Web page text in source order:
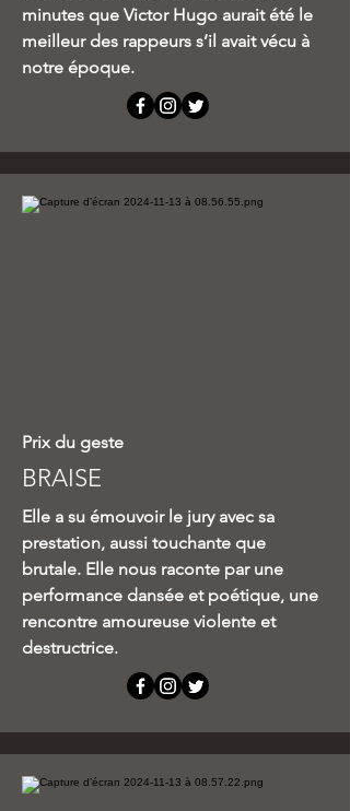
minutes que Victor Hugo aurait été le
meilleur des rappeurs s’il avait vécu à
notre époque.
Prix du geste
BRAISE
Elle a su émouvoir le jury avec sa
prestation, aussi touchante que
brutale. Elle nous raconte par une
performance dansée et poétique, une
rencontre amoureuse violente et
destructrice.